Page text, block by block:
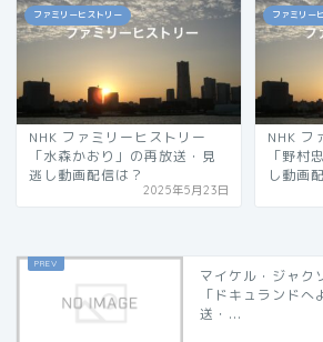
ファミリーヒストリー
NHK ファミリーヒストリー
「水森かおり」の再放送・見
逃し動画配信は？
2025年5月23日
ファミリー
NHK フ
「野村
し動画
マイケル・ジャク
「ドキュランド
送・...